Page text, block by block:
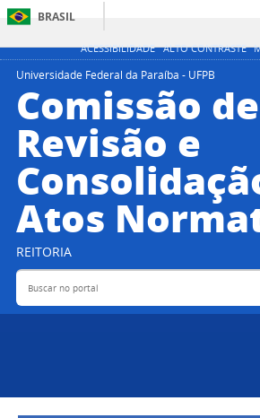
ACESSIBILIDADE ALTO CONTRASTE
BRASIL
Universidade Federal da Paraíba - UFPB
Comissão de
Revisão e
Atos
REITORIA
Buscar no portal